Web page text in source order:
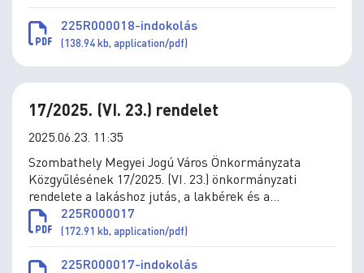
225R000018-indokolás
(138.94 kb, application/pdf)
17/2025. (VI. 23.) rendelet
2025.06.23. 11:35
Szombathely Megyei Jogú Város Önkormányzata
Közgyűlésének 17/2025. (VI. 23.) önkormányzati
rendelete a lakáshoz jutás, a lakbérek és a
lakbértámogatás, az önkormányzat által a
lakásvásárláshoz és építéshez nyújtott támogatások
szabályai megállapításáról szóló 36/2010. (XII.1.)
önkormányzati rendelet módosításáról
225R000017
(172.91 kb, application/pdf)
225R000017-indokolás